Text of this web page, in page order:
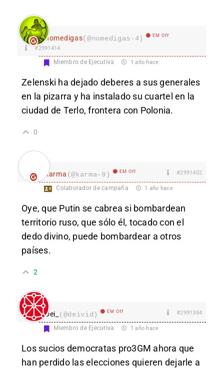
nomedigas(@nomedigas-4) EM Off
#2991414
Miembro de Ejecutiva 1 año hace
Zelenski ha dejado deberes a sus generales
en la pizarra y ha instalado su cuartel en la
ciudad de Terlo, frontera con Polonia.
0
karma (@karma-9) EM Off #2991402
Colaborador de campaña 1 año hace
Oye, que Putin se cabrea si bombardean
territorio ruso, que sólo él, tocado con el
dedo divino, puede bombardear a otros
países.
2
Dei_ (@deivid) EM Off #2991384
Miembro de Ejecutiva 1 año hace
Los sucios democratas pro3GM ahora que
han perdido las elecciones quieren dejarle a